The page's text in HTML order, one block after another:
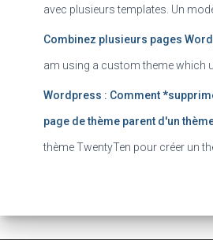
avec plusieurs templates. Un
Combinez plusieurs pages
am using a custom theme which
Wordpress : Comment
page de thème parent d'un
thème TwentyTen pour créer un